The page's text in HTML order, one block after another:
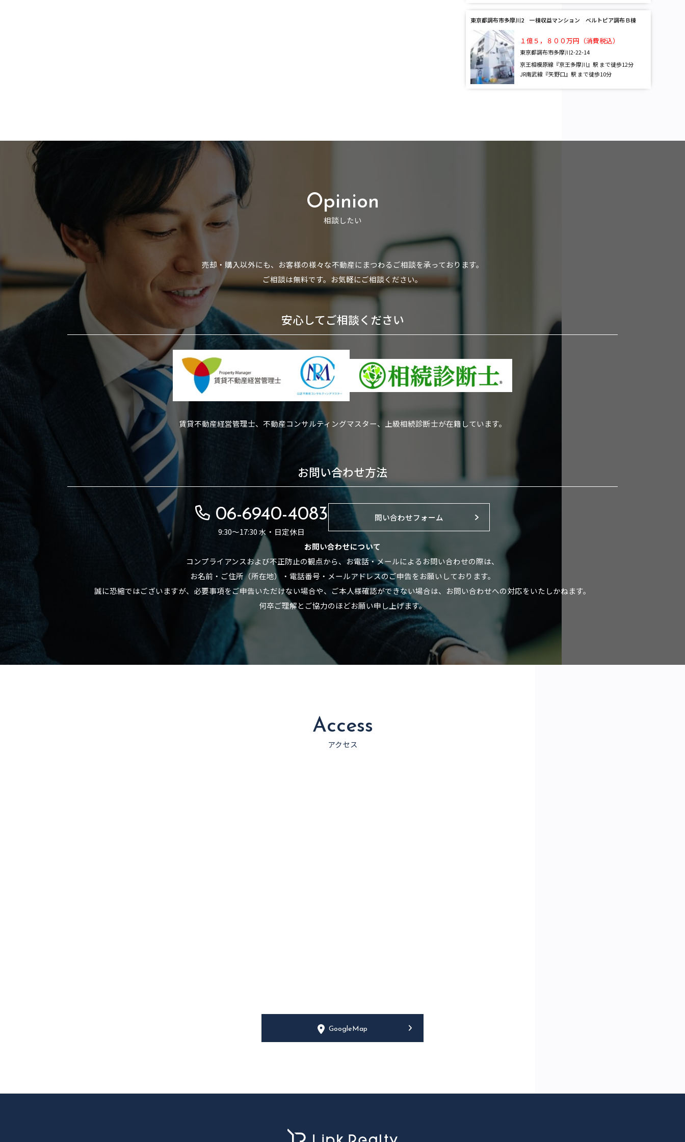
東京都調布市多摩川2 一棟収益マンション ベルトピア調布Ｂ棟
１億５，８００万円（消費税込）
東京都調布市多摩川2-22-14
京王相模原線『京王多摩川』駅 まで徒歩12分
JR南武線『矢野口』駅 まで徒歩10分
Opinion
相談したい
売却・購入以外にも、お客様の様々な不動産にまつわるご相談を承っております。
ご相談は無料です。お気軽にご相談ください。
安心してご相談ください
賃貸不動産経営管理士、不動産コンサルティングマスター、上級相続診断士が在籍しています。
お問い合わせ方法
06-6940-4083
9:30～17:30 水・日定休日
問い合わせフォーム
お問い合わせについて
コンプライアンスおよび不正防止の観点から、お電話・メールによるお問い合わせの際は、
お名前・ご住所（所在地）・電話番号・メールアドレスのご申告をお願いしております。
誠に恐縮ではございますが、必要事項をご申告いただけない場合や、ご本人様確認ができない場合は、お問い合わせへの対応をいたしかねます。
何卒ご理解とご協力のほどお願い申し上げます。
Access
アクセス
GoogleMap